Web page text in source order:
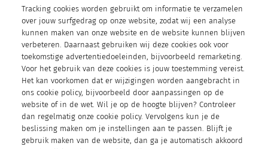
Tracking cookies worden gebruikt om informatie te verzamelen
over jouw surfgedrag op onze website, zodat wij een analyse
kunnen maken van onze website en de website kunnen blijven
verbeteren. Daarnaast gebruiken wij deze cookies ook voor
toekomstige advertentiedoeleinden, bijvoorbeeld remarketing.
Voor het gebruik van deze cookies is jouw toestemming vereist.
Het kan voorkomen dat er wijzigingen worden aangebracht in
ons cookie policy, bijvoorbeeld door aanpassingen op de
website of in de wet. Wil je op de hoogte blijven? Controleer
dan regelmatig onze cookie policy. Vervolgens kun je de
beslissing maken om je instellingen aan te passen. Blijft je
gebruik maken van de website, dan ga je automatisch akkoord